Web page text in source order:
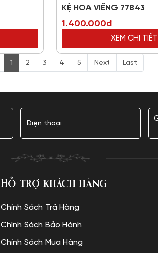
KỆ HOA VIẾNG 77843
1.400.000đ
XEM CHI TIẾT
1 2 3 4 5 Next Last
Hỗ trợ khách hàng
Chính Sách Trả Hàng
Chính Sách Bảo Hành
Chính Sách Mua Hàng